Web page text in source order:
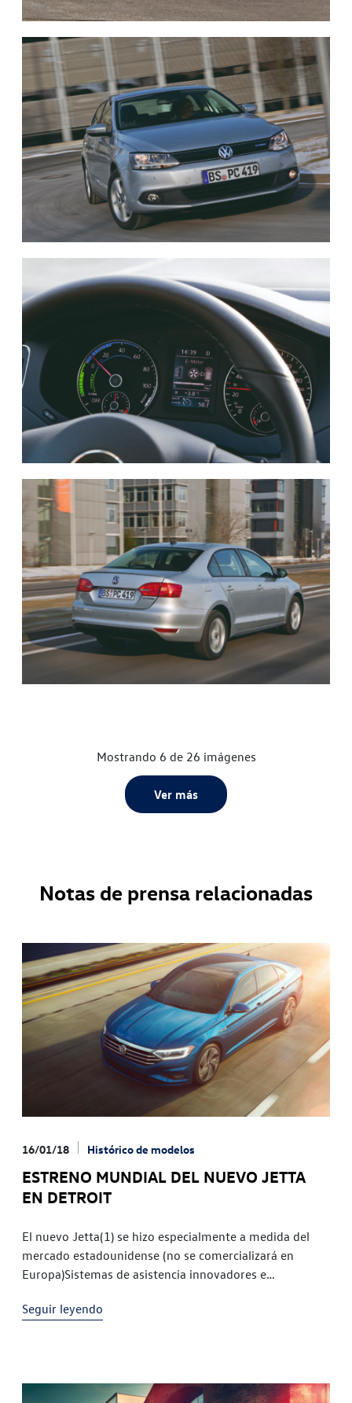
Mostrando 6 de 26 imágenes
Ver más
Notas de prensa relacionadas
16/01/18 Histórico de modelos
ESTRENO MUNDIAL DEL NUEVO JETTA
EN DETROIT
El nuevo Jetta(1) se hizo especialmente a medida del
mercado estadounidense (no se comercializará en
Europa)Sistemas de asistencia innovadores e
global, con 17,5 millones de unidades
Seguir leyendo